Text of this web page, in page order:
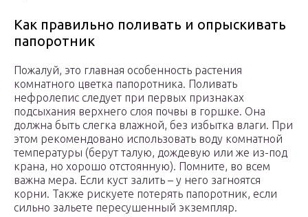
Как правильно поливать и опрыскивать
папоротник
Пожалуй, это главная особенность растения
комнатного цветка папоротника. Поливать
нефролепис следует при первых признаках
подсыхания верхнего слоя почвы в горшке. Она
должна быть слегка влажной, без избытка влаги. При
этом рекомендовано использовать воду комнатной
температуры (берут талую, дождевую или же из-под
крана, но хорошо отстоянную). Помните, во всем
важна мера. Если куст залить – у него загноятся
корни. Также рискуете потерять папоротник, если
сильно зальете пересушенный экземпляр.